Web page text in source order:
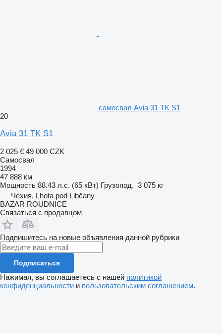
самосвал Avia 31 TK S1
20
Avia 31 TK S1
2 025 € 49 000 CZK
Самосвал
1994
47 888 км
Мощность 88.43 л.с. (65 кВт) Грузопод. 3 075 кг
Чехия, Lhota pod Libčany
BAZAR ROUDNICE
Связаться с продавцом
Подпишитесь на новые объявления данной рубрики
Подписаться
Нажимая, вы соглашаетесь с нашей политикой
конфиденциальности и пользовательским соглашением.